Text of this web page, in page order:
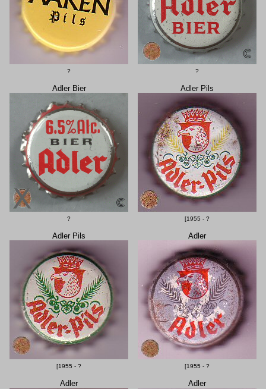
? ?
Adler Bier
?
Adler Pils
[1955 - ?
Adler Pils
[1955 - ?
Adler
[1955 - ?
Adler Adler